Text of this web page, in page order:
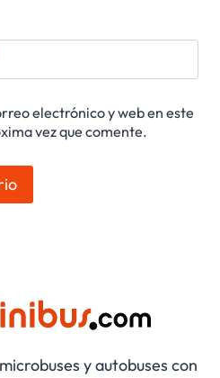
electrónico y web en este
vez que comente.
y autobuses con